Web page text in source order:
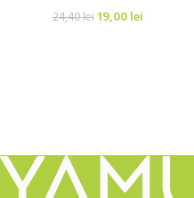
24,40lei 19,00lei